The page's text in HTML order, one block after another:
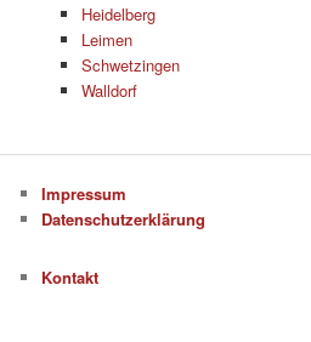
Heidelberg
Leimen
Schwetzingen
Walldorf
Impressum
Datenschutzerklärung
Kontakt